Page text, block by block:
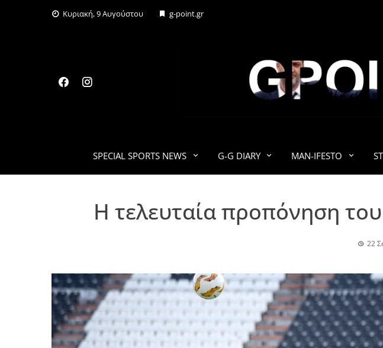
Κυριακή, 9 Αυγούστου g-point.gr
SPECIAL SPORTS NEWS G-G DIARY MAN-IFESTO
Η τελευταία προπόνηση
22